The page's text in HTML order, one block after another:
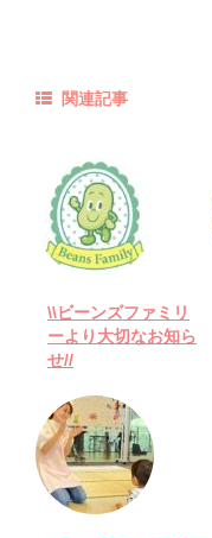
関連記事
\\ビーンズファミリ
ーより大切なお知ら
せ//